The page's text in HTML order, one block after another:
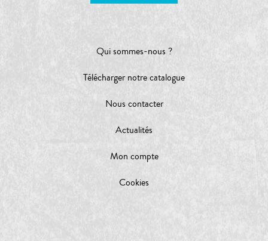
Qui sommes-nous ?
Télécharger notre catalogue
Nous contacter
Actualités
Mon compte
Cookies